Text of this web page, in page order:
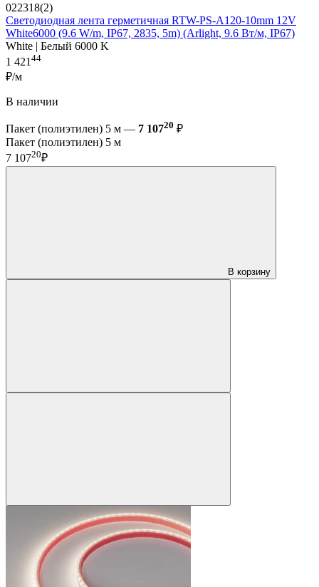
022318(2)
Светодиодная лента герметичная RTW-PS-A120-10mm 12V
White6000 (9.6 W/m, IP67, 2835, 5m) (Arlight, 9.6 Вт/м, IP67)
White | Белый 6000 K
1 421 44
₽/м
В наличии
Пакет (полиэтилен) 5 м — 7 10720 ₽
Пакет (полиэтилен) 5 м
7 10720₽
В корзину